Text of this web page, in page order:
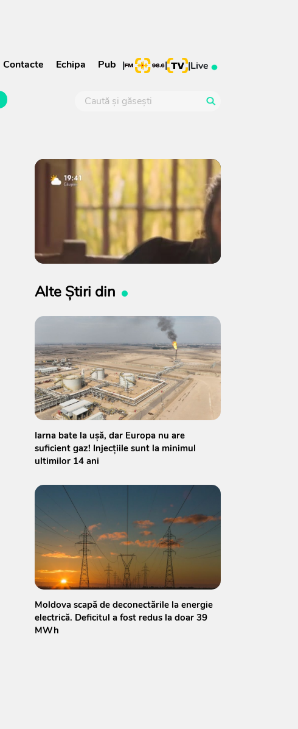
Contacte Echipa Pub | | |Live
Alte Știri din
Iarna bate la ușă, dar Europa nu are
suficient gaz! Injecțiile sunt la minimul
ultimilor 14 ani
Moldova scapă de deconectările la energie
electrică. Deficitul a fost redus la doar 39
MWh